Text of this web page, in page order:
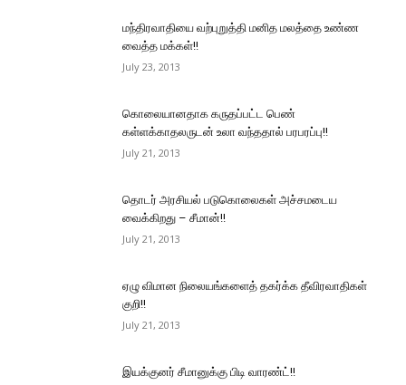
மந்திரவாதியை வற்புறுத்தி மனித மலத்தை உண்ண
வைத்த மக்கள்!!
July 23, 2013
கொலையானதாக கருதப்பட்ட பெண்
கள்ளக்காதலருடன் உலா வந்ததால் பரபரப்பு!!
July 21, 2013
தொடர் அரசியல் படுகொலைகள் அச்சமடைய
வைக்கிறது – சீமான்!!
July 21, 2013
ஏழு விமான நிலையங்களைத் தகர்க்க தீவிரவாதிகள்
குறி!!
July 21, 2013
இயக்குனர் சீமானுக்கு பிடி வாரண்ட்!!